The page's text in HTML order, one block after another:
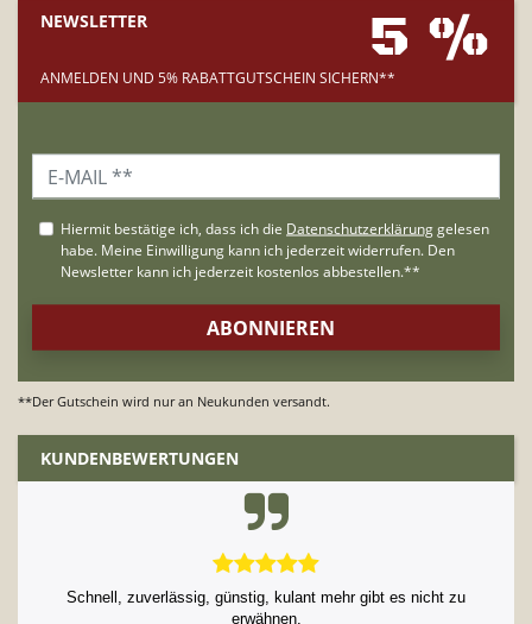
NEWSLETTER 5 %
ANMELDEN UND 5% RABATTGUTSCHEIN SICHERN**
**Der Gutschein wird nur an Neukunden versandt.
KUNDENBEWERTUNGEN
Schnell, zuverlässig, günstig, kulant mehr gibt es nicht zu
erwähnen.